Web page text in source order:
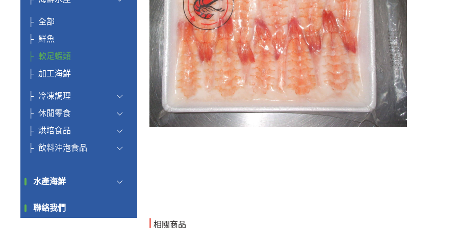
全部
鮮魚
軟足蝦類
加工海鮮
冷凍調理
休閒零食
烘培食品
飲料沖泡食品
水產海鮮
聯絡我們
相關商品